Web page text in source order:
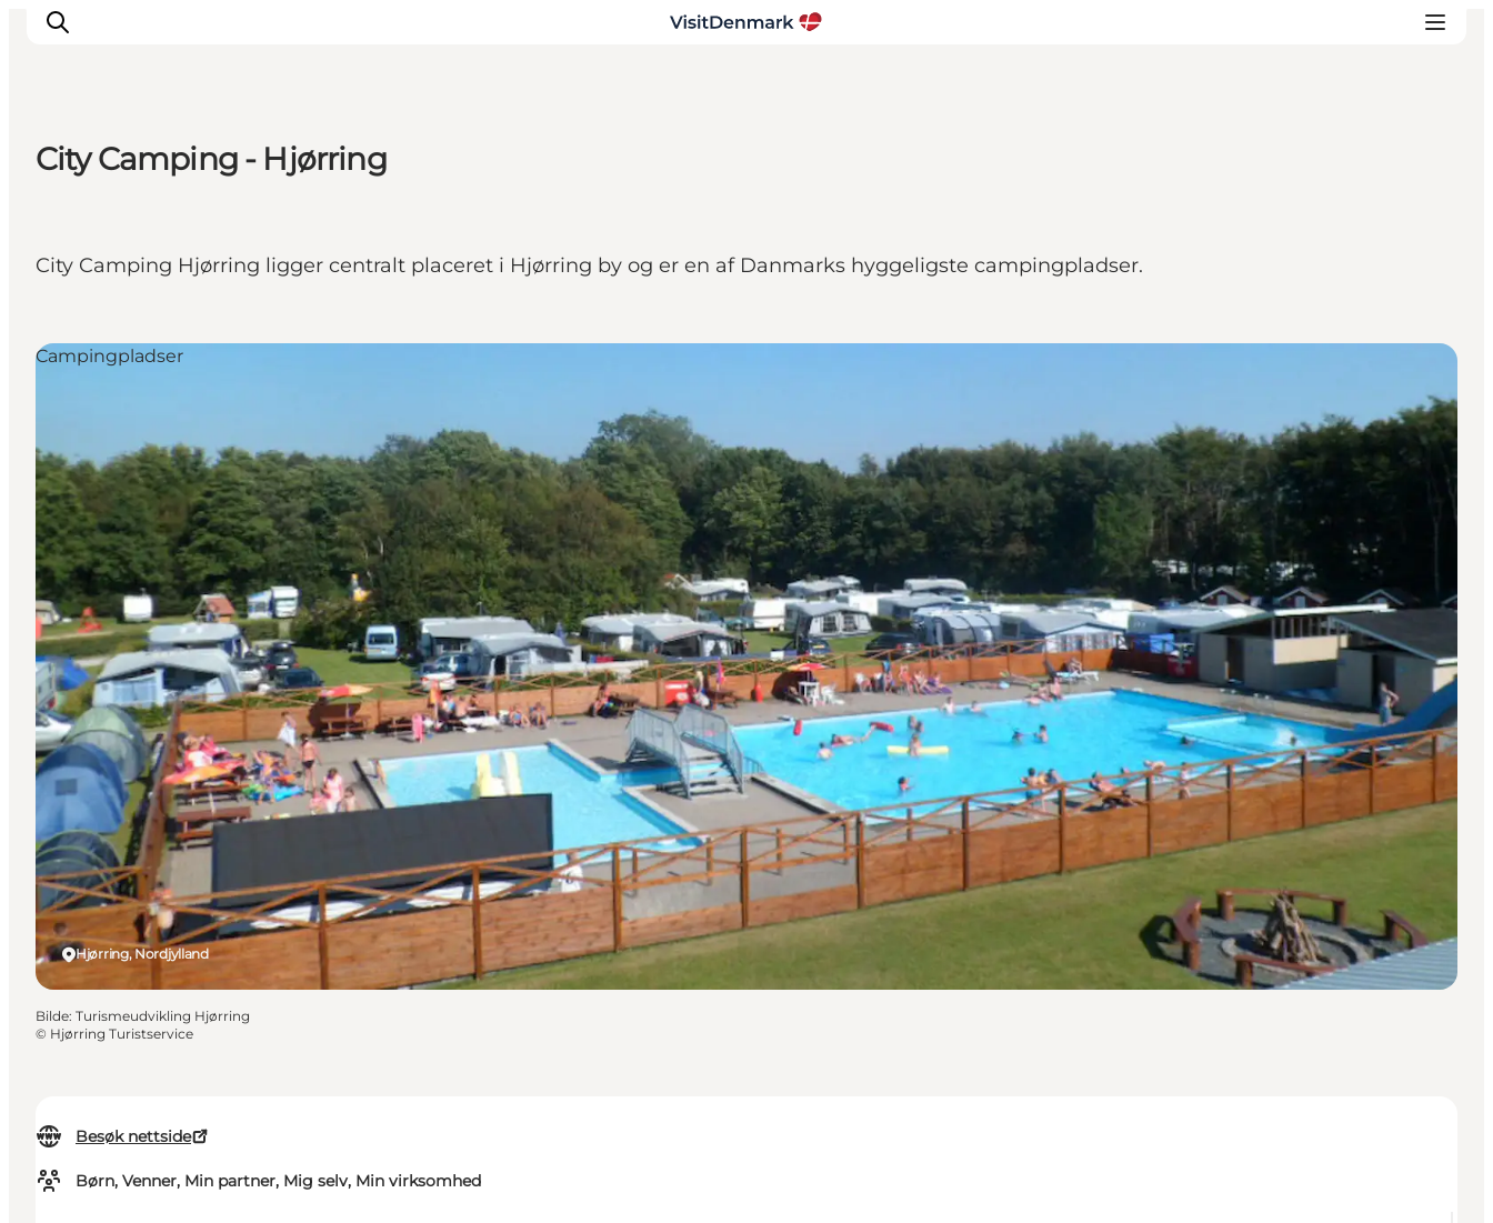
Aktiviteter
Overnatting
City Camping - Hjørring
City Camping Hjørring ligger centralt placeret i Hjørring by og er en af Danmarks hyggeligste campingpladser.
Besøk nettside
Børn, Venner, Min partner, Mig selv, Min virksomhed
Hjørring, Nordjylland
Campingpladser
Bilde: Turismeudvikling Hjørring
© Hjørring Turistservice